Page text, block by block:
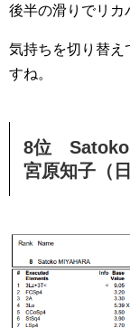
後半の滑りでリカ
気持ちを切り替え
すね。
8位 Satoko
宮原知子（